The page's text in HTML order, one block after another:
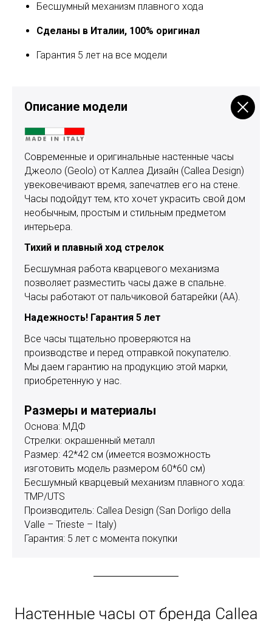
Бесшумный механизм плавного хода
Сделаны в Италии, 100% оригинал
Гарантия 5 лет на все модели
Описание модели
Современные и оригинальные настенные часы
Джеоло (Geolo) от Каллеа Дизайн (Callea Design)
увековечивают время, запечатлев его на стене.
Часы подойдут тем, кто хочет украсить свой дом
необычным, простым и стильным предметом
интерьера.
Тихий и плавный ход стрелок
Бесшумная работа кварцевого механизма
позволяет разместить часы даже в спальне.
Часы работают от пальчиковой батарейки (АА).
Надежность! Гарантия 5 лет
Все часы тщательно проверяются на
производстве и перед отправкой покупателю.
Мы даем гарантию на продукцию этой марки,
приобретенную у нас.
Размеры и материалы
Основа: МДФ
Стрелки: окрашенный металл
Размер: 42*42 см (имеется возможность
изготовить модель размером 60*60 см)
Бесшумный кварцевый механизм плавного хода:
TMP/UTS
Производитель: Callea Design (San Dorligo della
Valle – Trieste – Italy)
Гарантия: 5 лет с момента покупки
Настенные часы от бренда Callea